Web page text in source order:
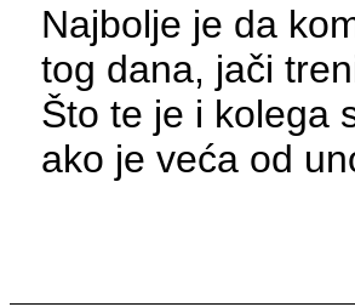
Najbolje je da
tog dana, jači
Što te je i kolega
ako je veća od